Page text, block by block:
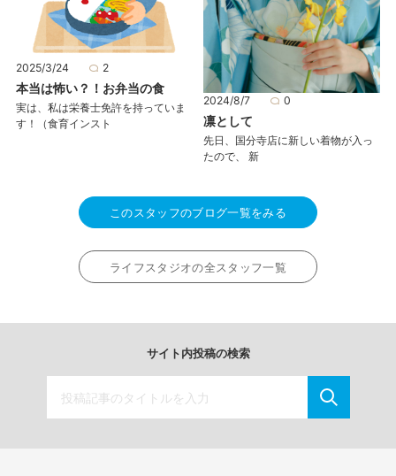
2025/3/24 2
本当は怖い？！お弁当の食
実は、私は栄養士免許を持っていま
す！（食育インスト
2024/8/7 0
凛として
先日、国分寺店に新しい着物が入っ
たので、 新
このスタッフのブログ一覧をみる
ライフスタジオの全スタッフ一覧
サイト内投稿の検索